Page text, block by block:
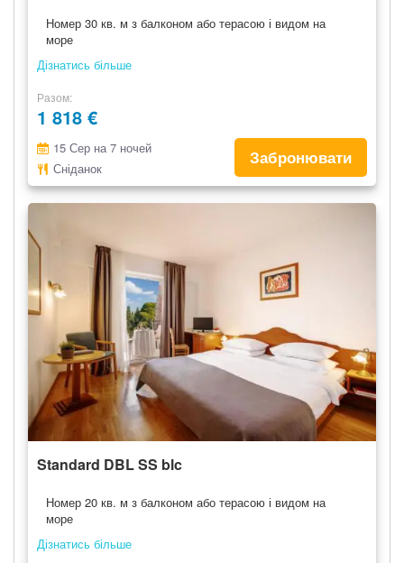
Номер 30 кв. м з балконом або терасою і видом на
море
Дізнатись більше
Разом
1 818 €
15 Сер на 7 ночей
Сніданок
Забронювати
Standard DBL SS blc
Номер 20 кв. м з балконом або терасою і видом на
море
Дізнатись більше